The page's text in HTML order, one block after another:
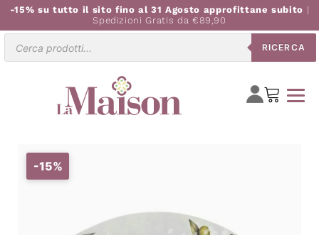
-15% su tutto il sito fino al 31 Agosto approfittane subito |
Spedizioni Gratis da €89,90
RICERCA
-15%